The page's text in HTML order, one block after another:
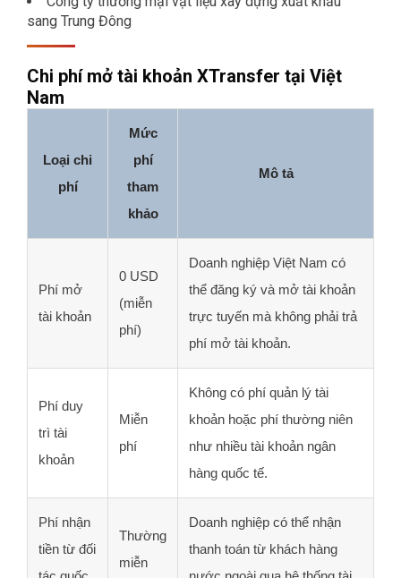
sang Trung Đông
Chi phí mở tài khoản XTransfer tại Việt
Nam
Loại chi
phí
Mức
phí
tham
khảo
Mô tả
Phí mở
tài khoản
0 USD
(miễn
phí)
Doanh nghiệp Việt Nam có
thể đăng ký và mở tài khoản
trực tuyến mà không phải trả
phí mở tài khoản.
Phí duy
trì tài
khoản
Miễn
phí
Không có phí quản lý tài
khoản hoặc phí thường niên
như nhiều tài khoản ngân
hàng quốc tế.
Phí nhận
tiền từ đối
Thường
miễn
Doanh nghiệp có thể nhận
thanh toán từ khách hàng